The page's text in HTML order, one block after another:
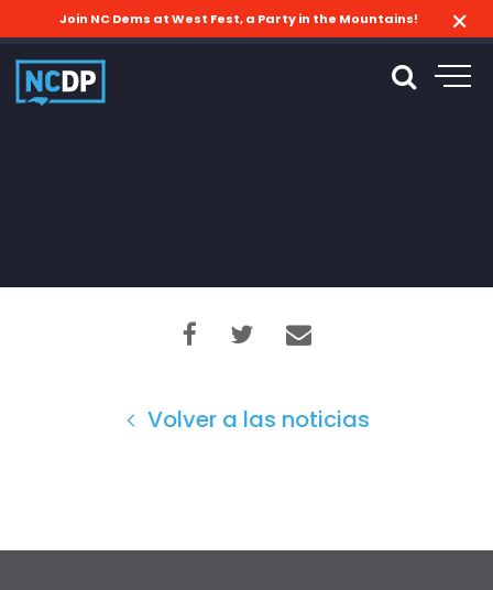
Join NC Dems at West Fest, a Party in the Mountains!
Volver a las noticias